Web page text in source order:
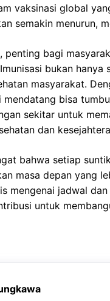
vaksinasi global
semakin menurun,
penting bagi
bukan
masyarakat.
mendatang bisa
sekitar untuk
dan
bahwa setiap
masa depan yang
mengenai jadwal
untuk